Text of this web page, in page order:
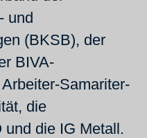
und
(BKSB), der
BIVA-
Samariter-
die
die IG Metall.